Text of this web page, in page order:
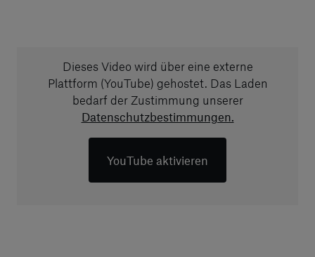
Dieses Video wird über eine externe
Plattform (YouTube) gehostet. Das Laden
bedarf der Zustimmung unserer
Datenschutzbestimmungen.
YouTube aktivieren